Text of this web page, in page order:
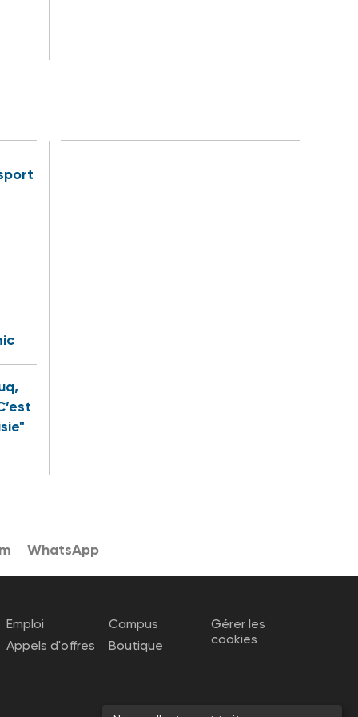
WhatsApp
Emploi
Appels d'offres
Campus
Boutique
Gérer les
cookies